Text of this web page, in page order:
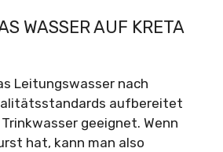
WASSER AUF KRETA
Leitungswasser nach
aufbereitet
geeignet. Wenn
hat, kann man also